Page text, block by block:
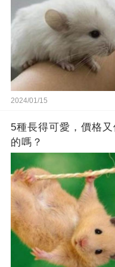
2024/01/15
5種長得可愛，價格
的嗎？